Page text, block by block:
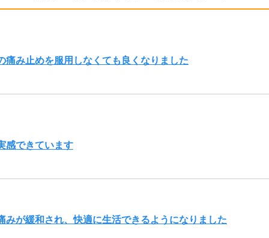
痛み止めを服用しなくても良くなりました
感できています
みが緩和され、快適に生活できるようになりました